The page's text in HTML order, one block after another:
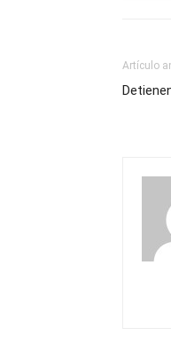
Artículo